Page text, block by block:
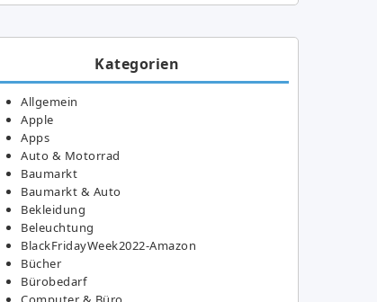
Kategorien
Allgemein
Apple
Apps
Auto & Motorrad
Baumarkt
Baumarkt & Auto
Bekleidung
Beleuchtung
BlackFridayWeek2022-Amazon
Bücher
Bürobedarf